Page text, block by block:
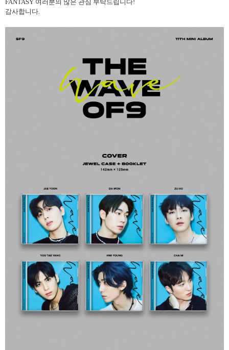
FANTASY 여러분의 많은 관심 부탁드립니다!
감사합니다.